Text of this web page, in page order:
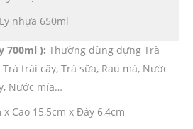
Ly nhựa 650ml
700ml ): Thường dùng đựng Trà
trái cây, Trà sữa, Rau má, Nước
Nước mía…
Cao 15,5cm x Đáy 6,4cm